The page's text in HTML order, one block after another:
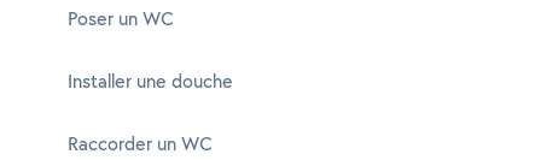
Poser un WC
Installer une douche
Raccorder un WC